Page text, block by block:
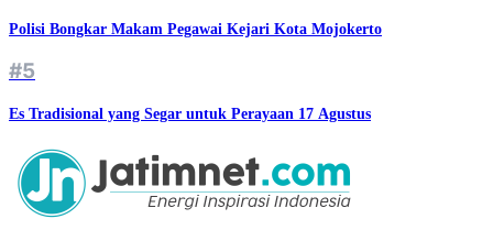
Polisi Bongkar Makam Pegawai Kejari Kota Mojokerto
#5
Es Tradisional yang Segar untuk Perayaan 17 Agustus